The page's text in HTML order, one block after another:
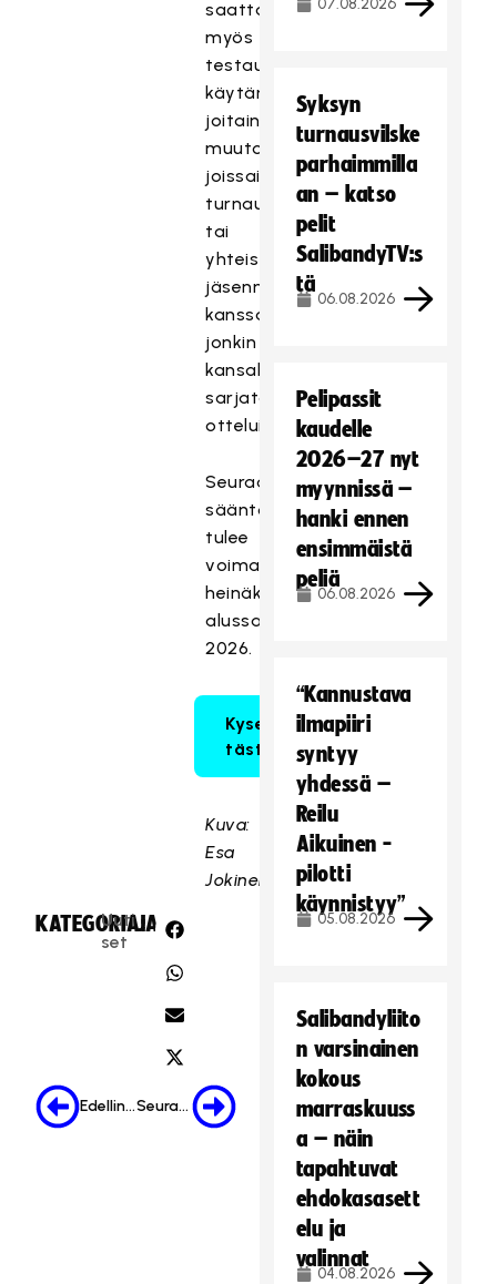
saattaa
myös
testauttaa
käytännössä
joitain
muutosehdotuksia
joissain
turnauksissaan
tai
yhteistyössä
jäsenmaidensa
kanssa
jonkin
kansallisen
sarjatason
otteluissa.
Seuraava
sääntökokoelma
tulee
voimaan
heinäkuun
alussa
2026.
Kyselyyn
tästä
Kuva:
Esa
Jokinen
KATEGORIA:
Uuti
set
JAA:
Edellinen Seuraava
07.08.2026
Syksyn
turnausvilske
parhaimmilla
an – katso
pelit
SalibandyTV:s
tä
06.08.2026
Pelipassit
kaudelle
2026–27 nyt
myynnissä –
hanki ennen
ensimmäistä
peliä
06.08.2026
“Kannustava
ilmapiiri
syntyy
yhdessä –
Reilu
Aikuinen -
pilotti
käynnistyy”
05.08.2026
Salibandyliito
n varsinainen
kokous
marraskuuss
a – näin
tapahtuvat
ehdokasasett
elu ja
valinnat
04.08.2026